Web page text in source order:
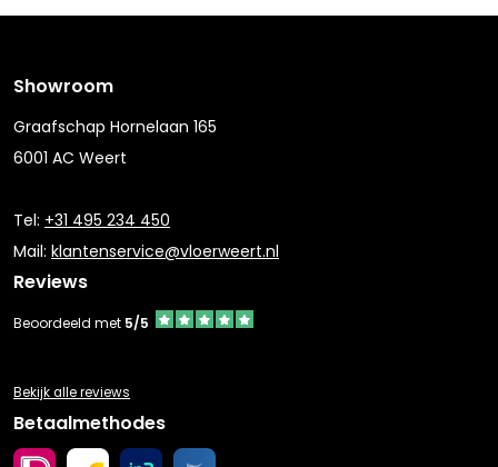
Showroom
Graafschap Hornelaan 165
6001 AC Weert
Tel: +31 495 234 450
Mail: klantenservice@vloerweert.nl
Reviews
Beoordeeld met 5/5
Bekijk alle reviews
Betaalmethodes